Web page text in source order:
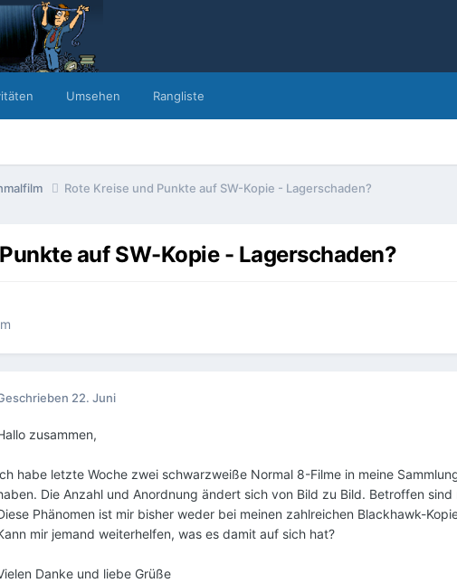
Umsehen Rangliste
Rote Kreise und Punkte auf SW-Kopie - Lagerschaden?
auf SW-Kopie - Lagerschaden?
22. Juni
zusammen,
habe letzte Woche zwei schwarzweiße Normal 8-Filme in meine
Die Anzahl und Anordnung ändert sich von Bild zu Bild. Betroffen
Phänomen ist mir bisher weder bei meinen zahlreichen Blackhawk-
mir jemand weiterhelfen, was es damit auf sich hat?
Danke und liebe Grüße